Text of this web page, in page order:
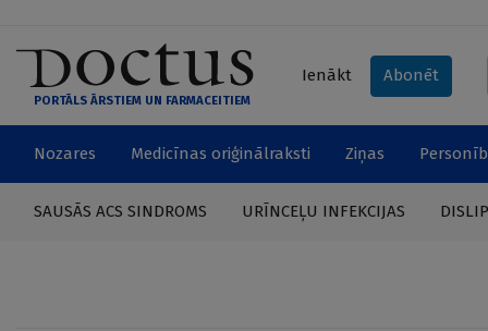
PORTĀLS ĀRSTIEM UN FARMACEITIEM
Ienākt Abonēt
Nozares Medicīnas oriģinālraksti Ziņas
SAUSĀS ACS SINDROMS URĪNCEĻU INFEKCIJAS